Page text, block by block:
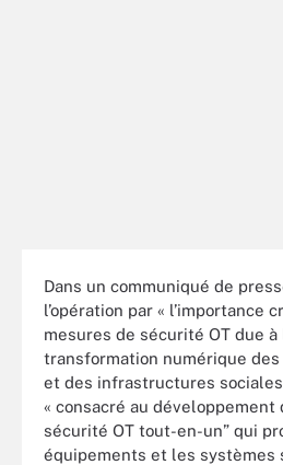
Dans un communiqué de
l’opération par « l’importance
mesures de sécurité OT due à
transformation numérique
et des infrastructures sociales
« consacré au développement
sécurité OT tout-en-un” qui
équipements et les systèmes